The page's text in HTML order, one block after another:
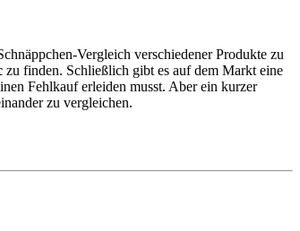
Vergleich verschiedener Produkte zu
zu finden. Schließlich gibt es auf dem Markt eine
Fehlkauf erleiden musst. Aber ein kurzer
zu vergleichen.